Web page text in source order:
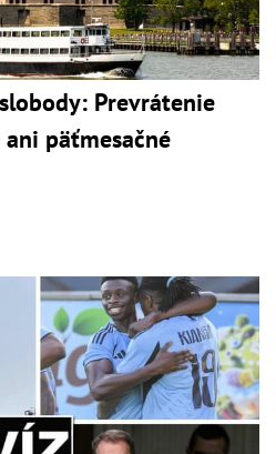
Prevrátenie
päťmesačné